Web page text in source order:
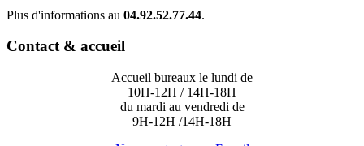
Plus d'informations au 04.92.52.77.44.
Contact & accueil
Accueil bureaux le lundi de
10H-12H / 14H-18H
du mardi au vendredi de
9H-12H /14H-18H